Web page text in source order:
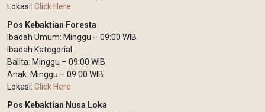
Lokasi: Click Here
Pos Kebaktian Foresta
Ibadah Umum: Minggu – 09:00 WIB
Ibadah Kategorial
Balita: Minggu – 09:00 WIB
Anak: Minggu – 09:00 WIB
Lokasi: Click Here
Pos Kebaktian Nusa Loka